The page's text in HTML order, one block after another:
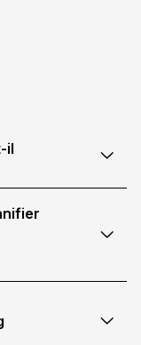
il